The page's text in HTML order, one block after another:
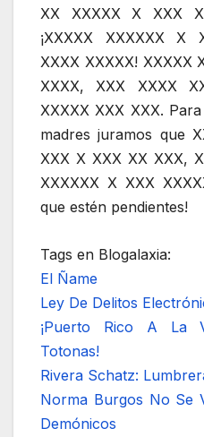
XX XXXXX X XXX
¡XXXXX XXXXXX X
XXXX XXXXX! XXXXX
XXXX, XXX XXXX
XXXXX XXX XXX.
madres juramos que
XXX X XXX XX XXX,
XXXXXX X XXX
que estén pendientes!
Tags en Blogalaxia:
El Ñame
Ley De Delitos
¡Puerto Rico A La
Totonas!
Rivera Schatz:
Norma Burgos No Se
Demónicos